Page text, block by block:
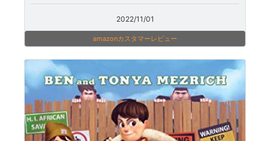
2022/11/01
amazonカスタマーレビュー